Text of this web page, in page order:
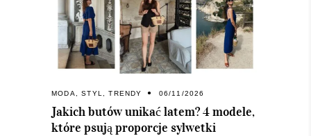
MODA ,STYL ,TRENDY 06/11/2026
Jakich butów unikać latem? 4 modele,
które psują proporcje sylwetki